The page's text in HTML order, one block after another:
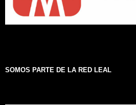
SOMOS PARTE DE LA RED LEAL